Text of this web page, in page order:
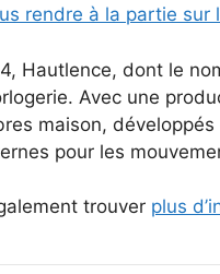
rendre à la partie sur
Hautlence, dont le
Avec une
maison,
pour les
trouver plus